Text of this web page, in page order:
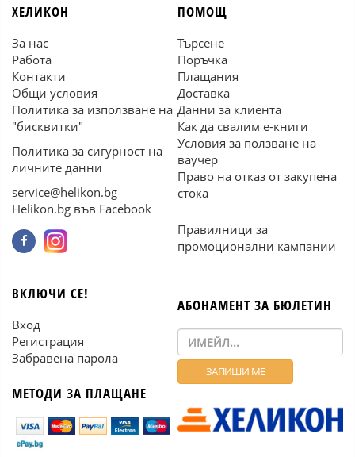
ХЕЛИКОН
За нас
Работа
Контакти
Общи условия
Политика за използване на
"бисквитки"
Политика за сигурност на
личните данни
service@helikon.bg
Helikon.bg във Facebook
ПОМОЩ
Търсене
Поръчка
Плащания
Доставка
Данни за клиента
Как да свалим е-книги
Условия за ползване на
ваучер
Право на отказ от закупена
стока
Правилници за
промоционални кампании
ВКЛЮЧИ СЕ!
Вход
Регистрация
Забравена парола
МЕТОДИ ЗА ПЛАЩАНЕ
АБОНАМЕНТ ЗА БЮЛЕТИН